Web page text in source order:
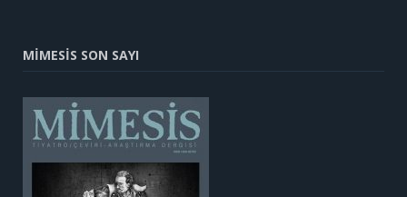
MİMESİS SON SAYI